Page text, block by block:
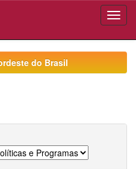
do Brasil